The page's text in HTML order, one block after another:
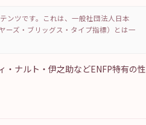
ンツです。これは、一般社団法人日本
ーズ・ブリッグス・タイプ指標）とは一
・ナルト・伊之助などENFP特有の性